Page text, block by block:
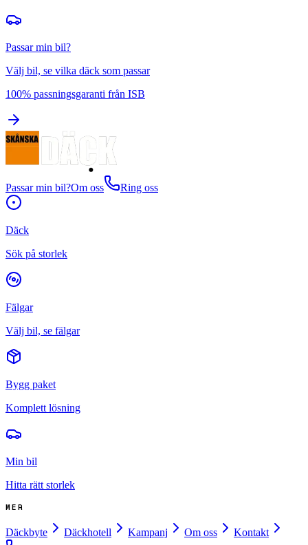
Passar min bil?
Välj bil, se vilka däck som passar
100% passningsgaranti från ISB
Passar min bil?Om oss Ring oss
Däck
Sök på storlek
Fälgar
Välj bil, se fälgar
Bygg paket
Komplett lösning
Min bil
Hitta rätt storlek
MER
Däckbyte Däckhotell Kampanj Om oss
Kontakt